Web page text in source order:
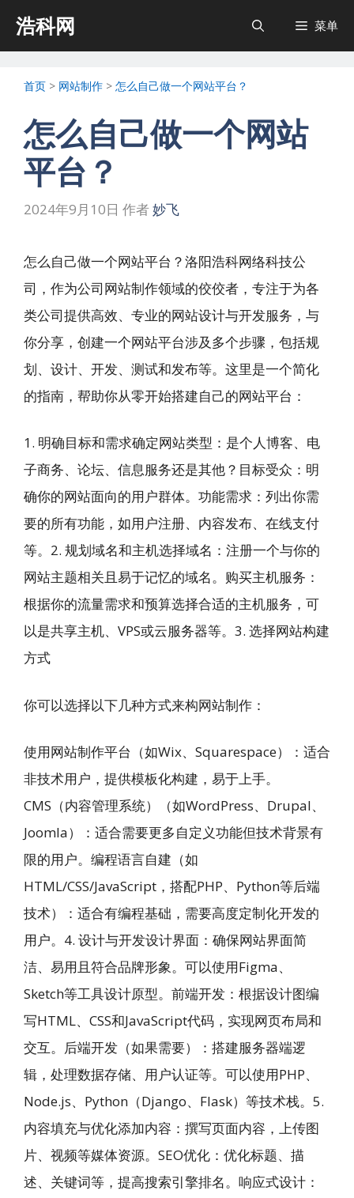
浩科网 菜单
首页 > 网站制作 > 怎么自己做一个网站平台？
怎么自己做一个网站
平台？
2024年9月10日 作者妙飞
怎么自己做一个网站平台？洛阳浩科网络科技公
司，作为公司网站制作领域的佼佼者，专注于为各
类公司提供高效、专业的网站设计与开发服务，与
你分享，创建一个网站平台涉及多个步骤，包括规
划、设计、开发、测试和发布等。这里是一个简化
的指南，帮助你从零开始搭建自己的网站平台：
1. 明确目标和需求确定网站类型：是个人博客、电
子商务、论坛、信息服务还是其他？目标受众：明
确你的网站面向的用户群体。功能需求：列出你需
要的所有功能，如用户注册、内容发布、在线支付
等。2. 规划域名和主机选择域名：注册一个与你的
网站主题相关且易于记忆的域名。购买主机服务：
根据你的流量需求和预算选择合适的主机服务，可
以是共享主机、VPS或云服务器等。3. 选择网站构建
方式
你可以选择以下几种方式来构网站制作：
使用网站制作平台（如Wix、Squarespace）：适合
非技术用户，提供模板化构建，易于上手。
CMS（内容管理系统）（如WordPress、Drupal、
Joomla）：适合需要更多自定义功能但技术背景有
限的用户。编程语言自建（如
HTML/CSS/JavaScript，搭配PHP、Python等后端
技术）：适合有编程基础，需要高度定制化开发的
用户。4. 设计与开发设计界面：确保网站界面简
洁、易用且符合品牌形象。可以使用Figma、
Sketch等工具设计原型。前端开发：根据设计图编
写HTML、CSS和JavaScript代码，实现网页布局和
交互。后端开发（如果需要）：搭建服务器端逻
辑，处理数据存储、用户认证等。可以使用PHP、
Node.js、Python（Django、Flask）等技术栈。5.
内容填充与优化添加内容：撰写页面内容，上传图
片、视频等媒体资源。SEO优化：优化标题、描
述、关键词等，提高搜索引擎排名。响应式设计：